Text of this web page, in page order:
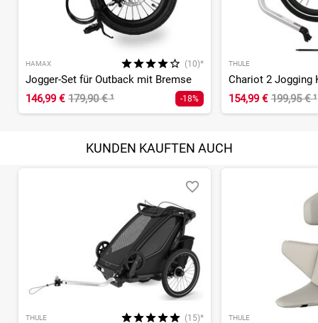
HAMAX (10)*
Jogger-Set für Outback mit Bremse
146,99 € 179,90 €¹ -18%
THULE
154,99 € 199,95 €¹
KUNDEN KAUFTEN AUCH
THULE (15)* THULE